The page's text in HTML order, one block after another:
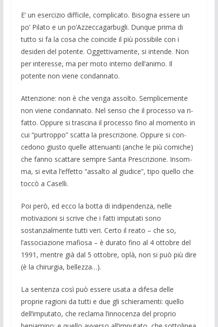
E’ un esercizio difficile, complica­to. Bisogna essere un
po’ Pilato e un po’Azzeccagarbugli. Dunque prima di
tutto si fa la cosa che coincide il più possibile con i
desideri del poten­te. Oggettivamente, si intende. Non
per interesse, ma per moto interno dell’animo. Il
potente non viene con­dannato.
Attenzione: non è che venga assol­to. Semplicemente
non viene condan­nato. Nel senso che il processo va ri­
fatto. Oppure si trascina il processo fino al momento in
cui “purtroppo” scatta la prescrizione. Oppure si con­
cedono giusto quelle attenuanti (an­che le più comiche)
che fanno scatta­re sempre Santa Prescrizione. Insom­
ma, si evita l’effetto “assalto al giudi­ce”, tipo quello che
toccò a Caselli.
Poi però, ed ecco la botta di indipen­denza, nelle
motivazioni si scrive che i fatti imputati sono
sostanzialmente tutti veri. Certo il reato – che so,
l’associazione mafiosa – è durato fino al 4 ottobre del
1991, mentre già dal 5 ottobre, oplà, non si può più dire
(è la chirurgia, bellezza…).
La sentenza così può essere usata a difesa delle
proprie ragioni da tutti e due gli schieramenti: quello
dell’imputato, che reclama l’innocen­za del proprio